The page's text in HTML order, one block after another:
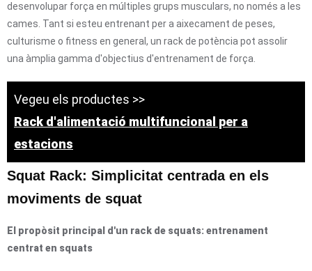
desenvolupar força en múltiples grups musculars, no només a les
cames. Tant si esteu entrenant per a aixecament de peses,
culturisme o fitness en general, un rack de potència pot assolir
una àmplia gamma d'objectius d'entrenament de força.
Vegeu els productes >>
Rack d'alimentació multifuncional per a
estacions
Squat Rack: Simplicitat centrada en els
moviments de squat
El propòsit principal d'un rack de squats: entrenament
centrat en squats